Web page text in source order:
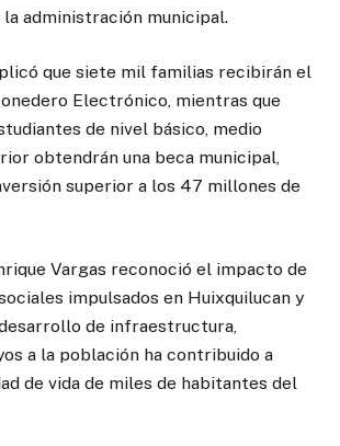
administración municipal.
que siete mil familias recibirán el
Electrónico, mientras que
de nivel básico, medio
obtendrán una beca municipal,
superior a los 47 millones de
Vargas reconoció el impacto de
impulsados en Huixquilucan y
de infraestructura,
a la población ha contribuido a
de vida de miles de habitantes del